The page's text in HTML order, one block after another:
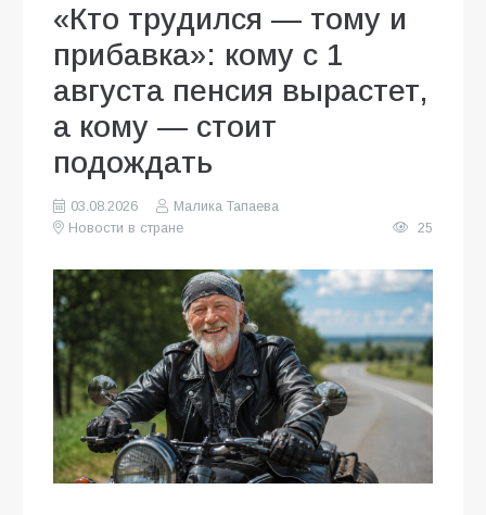
«Кто трудился — тому и
прибавка»: кому с 1
августа пенсия вырастет,
а кому — стоит
подождать
03.08.2026
Малика Тапаева
Новости в стране
25